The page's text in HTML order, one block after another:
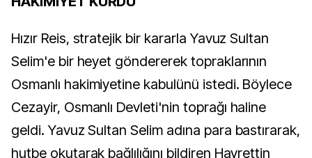
Hızır Reis, stratejik bir kararla Yavuz Sultan
Selim'e bir heyet göndererek topraklarının
Osmanlı hakimiyetine kabulünü istedi. Böylece
Cezayir, Osmanlı Devleti'nin toprağı haline
geldi. Yavuz Sultan Selim adına para bastırarak,
hutbe okutarak bağlılığını bildiren Hayrettin